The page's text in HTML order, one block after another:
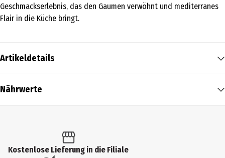
Geschmackserlebnis, das den Gaumen verwöhnt und mediterranes
Flair in die Küche bringt.
Artikeldetails
Inhalt
Ketchup, Saucen & Pesto
Zutaten
Nährwerte
Kostenlose Lieferung in die Filiale